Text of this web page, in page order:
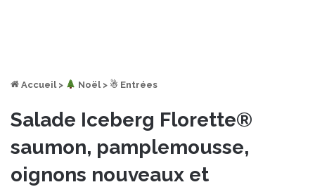
Accueil > ︎ Noël > ☃ Entrées
Salade Iceberg Florette®
saumon, pamplemousse,
oignons nouveaux et